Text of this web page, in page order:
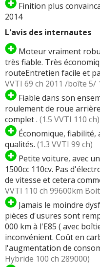
Finition plus
2014
L'avis des internautes
Moteur vraiment
très fiable. Très
routeEntretien facile et
VVTI 69 ch 2011 /boîte 5/
Fiable dans son
roulement de roue
complet . (1.5 VVTI 110 ch)
Économique, fiabilité,
qualités. (1.3 VVTI 99 ch)
Petite voiture, avec
1500cc 110cv. Pas
de vitesse et cetera
VVTI 110 ch 99600km
Jamais le moindre
pièces d'usures sont
000 km à l'E85 ( avec
inconvénient. Coût en
l'augmentation de
Hybride 100 ch 289000)